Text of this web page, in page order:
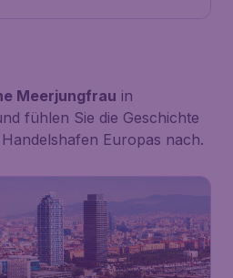
Meerjungfrau in
fühlen Sie die Geschichte
Europas nach.